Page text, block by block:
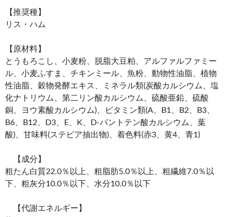
【推奨種】
リス・ハム
【原材料】
とうもろこし、小麦粉、脱脂大豆粕、アルファルファミー
ル、小麦ふすま、チキンミール、魚粉、動物性油脂、植物
性油脂、穀物発酵エキス、ミネラル類(炭酸カルシウム、塩
化ナトリウム、第二リン酸カルシウム、硫酸亜鉛、硫酸
銅、ヨウ素酸カルシウム)、ビタミン類(A、B1、B2、B3、
B6、B12、D3、E、K、D-パントテン酸カルシウム、葉
酸)、甘味料(ステビア抽出物)、着色料(赤3、黄4、青1)
【成分】
粗たん白質22.0％以上、粗脂肪5.0％以上、粗繊維7.0％以
下、粗灰分10.0％以下、水分10.0％以下
【代謝エネルギー】